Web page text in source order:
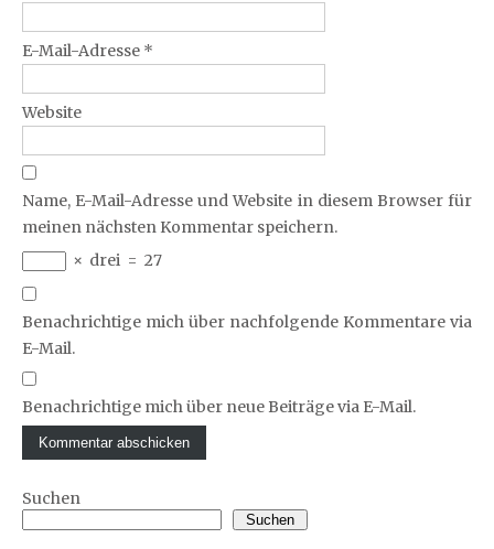
E-Mail-Adresse *
Website
Name, E-Mail-Adresse und Website in diesem Browser für
meinen nächsten Kommentar speichern.
× drei = 27
Benachrichtige mich über nachfolgende Kommentare via
E-Mail.
Benachrichtige mich über neue Beiträge via E-Mail.
Suchen
Suchen